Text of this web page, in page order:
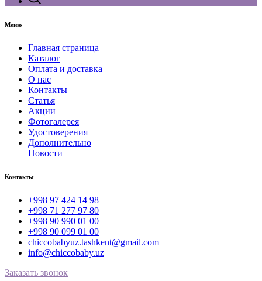
Меню
Главная страница
Каталог
Оплата и доставка
О нас
Контакты
Статья
Акции
Фотогалерея
Удостоверения
Дополнительно
Новости
Контакты
+998 97 424 14 98
+998 71 277 97 80
+998 90 990 01 00
+998 90 099 01 00
chiccobabyuz.tashkent@gmail.com
info@chiccobaby.uz
Заказать звонок